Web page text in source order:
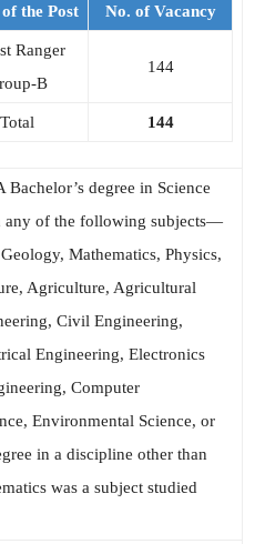
the Post No. of Vacancy
Ranger
B
144
Total 144
Bachelor’s degree in Science
any of the following subjects—
Mathematics, Physics,
Agriculture, Agricultural
Civil Engineering,
Engineering, Electronics
Computer
Environmental Science, or
in a discipline other than
was a subject studied